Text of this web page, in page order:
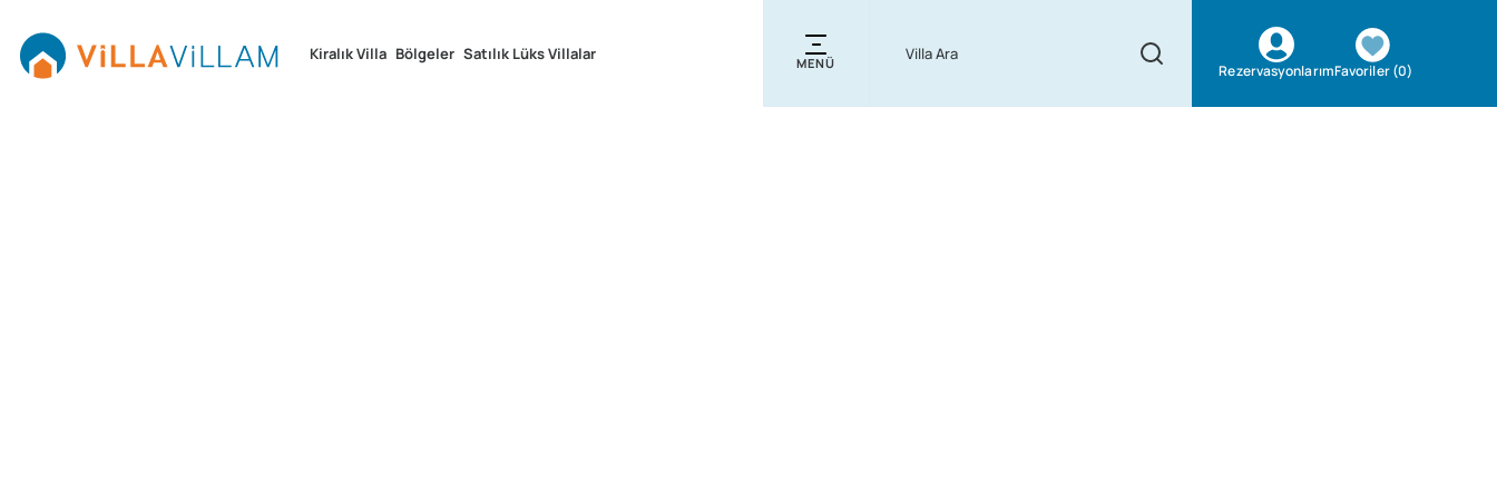
Kiralık Villa Bölgeler Satılık Lüks Villalar MENÜ RezervasyonlarımFavoriler(0)